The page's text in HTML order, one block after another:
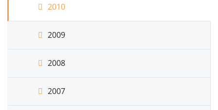
2010
2009
2008
2007